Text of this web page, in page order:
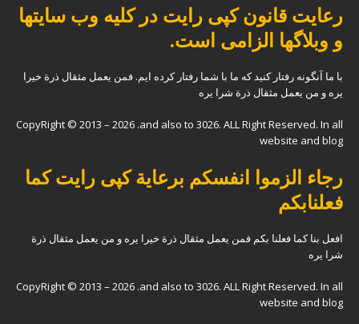
رعایت قانون کپی رایت در کلیه وب سایتها
و وبلاگها الزامی است.
با ما آنگونه رفتار کنید که ما با شما رفتار کرده ایم. فمن یعمل مثقال ذرة خیرا
یره و من یعمل مثقال ذرة شرا یره
CopyRight © 2013 – 2026 .and also to 3026. ALL Right Reserved. In all
website and blog
رجاء الزموا انفسکم برعایة کپی رایت کما
فعلنابکم
افعل بنا کما فعلنا بکم فمن یعمل مثقال ذرة خیرا یره و من یعمل مثقال ذرة
شرا یره
CopyRight © 2013 – 2026 .and also to 3026. ALL Right Reserved. In all
website and blog